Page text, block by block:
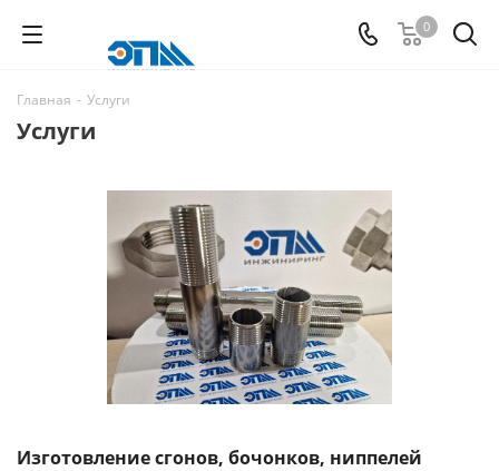
0
Главная - Услуги
Услуги
Изготовление сгонов, бочонков, ниппелей